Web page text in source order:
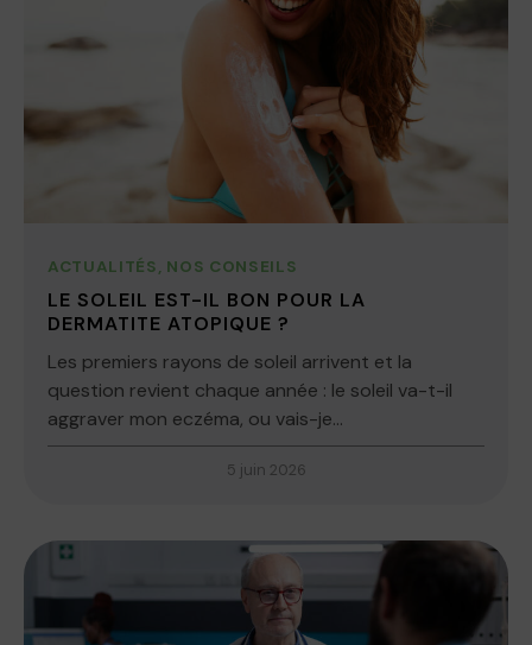
ACTUALITÉS, NOS CONSEILS
LE SOLEIL EST-IL BON POUR LA
DERMATITE ATOPIQUE ?
Les premiers rayons de soleil arrivent et la
question revient chaque année : le soleil va-t-il
aggraver mon eczéma, ou vais-je...
5 juin 2026